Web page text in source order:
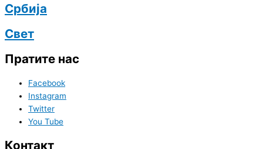
Србија
Свет
Пратите нас
Facebook
Instagram
Twitter
You Tube
Контакт